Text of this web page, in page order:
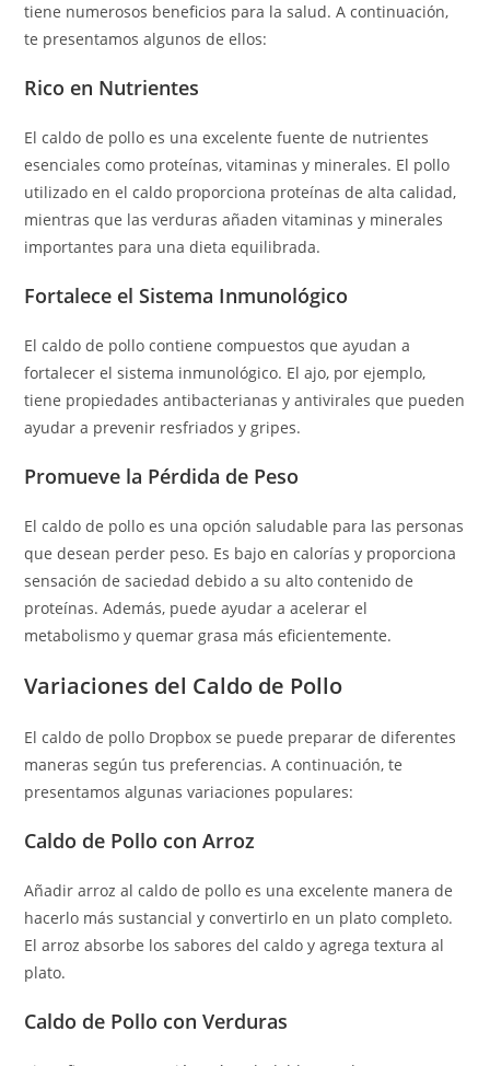
tiene numerosos beneficios para la salud. A continuación,
te presentamos algunos de ellos:
Rico en Nutrientes
El caldo de pollo es una excelente fuente de nutrientes
esenciales como proteínas, vitaminas y minerales. El pollo
utilizado en el caldo proporciona proteínas de alta calidad,
mientras que las verduras añaden vitaminas y minerales
importantes para una dieta equilibrada.
Fortalece el Sistema Inmunológico
El caldo de pollo contiene compuestos que ayudan a
fortalecer el sistema inmunológico. El ajo, por ejemplo,
tiene propiedades antibacterianas y antivirales que pueden
ayudar a prevenir resfriados y gripes.
Promueve la Pérdida de Peso
El caldo de pollo es una opción saludable para las personas
que desean perder peso. Es bajo en calorías y proporciona
sensación de saciedad debido a su alto contenido de
proteínas. Además, puede ayudar a acelerar el
metabolismo y quemar grasa más eficientemente.
Variaciones del Caldo de Pollo
El caldo de pollo Dropbox se puede preparar de diferentes
maneras según tus preferencias. A continuación, te
presentamos algunas variaciones populares:
Caldo de Pollo con Arroz
Añadir arroz al caldo de pollo es una excelente manera de
hacerlo más sustancial y convertirlo en un plato completo.
El arroz absorbe los sabores del caldo y agrega textura al
plato.
Caldo de Pollo con Verduras